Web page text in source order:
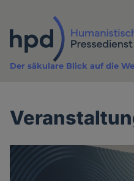
Inhalt
Der säkulare Blick auf die